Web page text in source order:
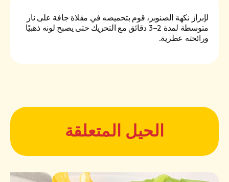
لإبراز نكهة الصنوبر، قوم بتحميصه في مقلاة جافة على نار
متوسطة لمدة 2–3 دقائق مع التحريك حتى يصبح لونه ذهبيًا
ورائحته عطرية.
الحيل المتعلقة